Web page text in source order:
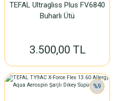
TEFAL Ultragliss Plus FV6840
Buharlı Ütü
3.500,00 TL
%9